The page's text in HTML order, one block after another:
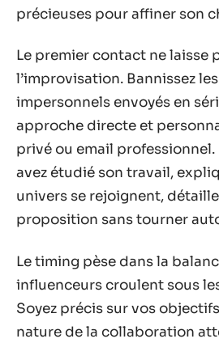
précieuses pour affiner son
Le premier contact ne laisse
l’improvisation. Bannissez
impersonnels envoyés en
approche directe et
privé ou email
avez étudié son travail,
univers se rejoignent,
proposition sans tourner
Le timing pèse dans la
influenceurs croulent sous
Soyez précis sur vos
nature de la collaboration